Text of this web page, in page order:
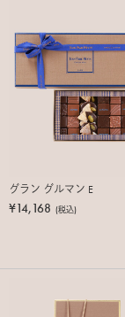
グラン グルマン E
¥14,168 (税込)